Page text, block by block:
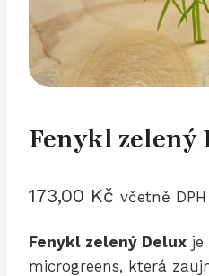
Fenykl zelený
173,00 Kč včetně DPH
Fenykl zelený Delux je
microgreens, která